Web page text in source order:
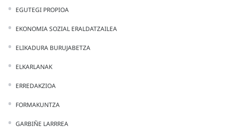
EGUTEGI PROPIOA
EKONOMIA SOZIAL ERALDATZAILEA
ELIKADURA BURUJABETZA
ELKARLANAK
ERREDAKZIOA
FORMAKUNTZA
GARBIÑE LARRREA